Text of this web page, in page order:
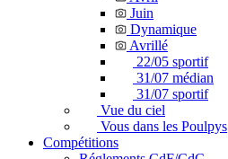
Juin
Dynamique
Avrillé
22/05 sportif
31/07 médian
31/07 sportif
Vue du ciel
Vous dans les Poulpys
Compétitions